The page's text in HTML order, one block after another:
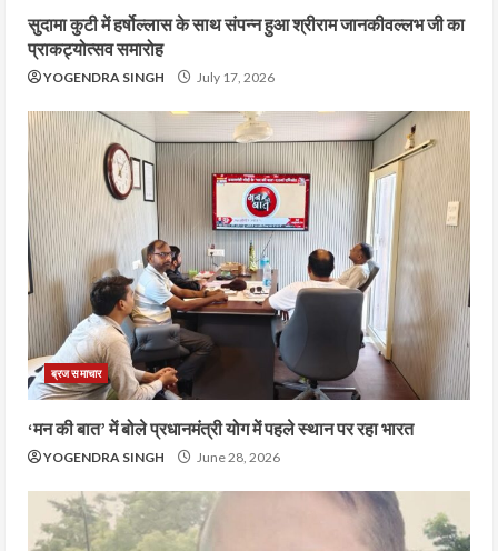
सुदामा कुटी में हर्षोल्लास के साथ संपन्न हुआ श्रीराम जानकीवल्लभ जी का
प्राकट्योत्सव समारोह
YOGENDRA SINGH July 17, 2026
ब्रज समाचार
‘मन की बात’ में बोले प्रधानमंत्री योग में पहले स्थान पर रहा भारत
YOGENDRA SINGH June 28, 2026